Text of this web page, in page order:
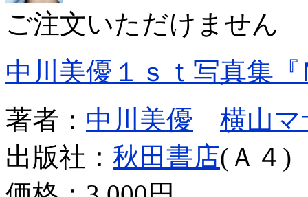
ご注文いただけません
中川美優１ｓｔ写真集
著者： 中川美優
横山
出版社： 秋田書店(Ａ４)